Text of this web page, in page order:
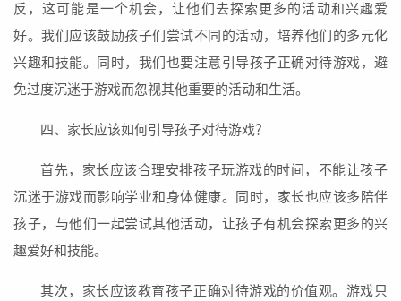
反，这可能是一个机会，让他们去探索更多的活动和兴趣爱
好。我们应该鼓励孩子们尝试不同的活动，培养他们的多元化
兴趣和技能。同时，我们也要注意引导孩子正确对待游戏，避
免过度沉迷于游戏而忽视其他重要的活动和生活。
四、家长应该如何引导孩子对待游戏？
首先，家长应该合理安排孩子玩游戏的时间，不能让孩子
沉迷于游戏而影响学业和身体健康。同时，家长也应该多陪伴
孩子，与他们一起尝试其他活动，让孩子有机会探索更多的兴
趣爱好和技能。
其次，家长应该教育孩子正确对待游戏的价值观。游戏只